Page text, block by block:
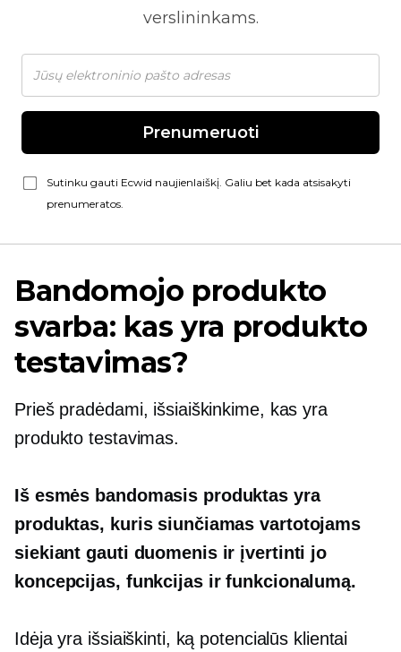
verslininkams.
Prenumeruoti
Sutinku gauti Ecwid naujienlaiškį. Galiu bet kada atsisakyti
prenumeratos.
Bandomojo produkto
svarba: kas yra produkto
testavimas?
Prieš pradėdami, išsiaiškinkime, kas yra
produkto testavimas.
Iš esmės bandomasis produktas yra
produktas, kuris siunčiamas vartotojams
siekiant gauti duomenis ir įvertinti jo
koncepcijas, funkcijas ir funkcionalumą.
Idėja yra išsiaiškinti, ką potencialūs klientai